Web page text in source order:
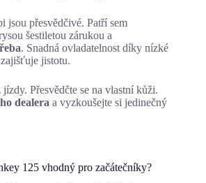
přesvědčivé. Patří sem
šestiletou zárukou a
. Snadná ovladatelnost díky nízké
jistotu.
Přesvědčte se na vlastní kůži.
dealera a vyzkoušejte si jedinečný
125 vhodný pro začátečníky?